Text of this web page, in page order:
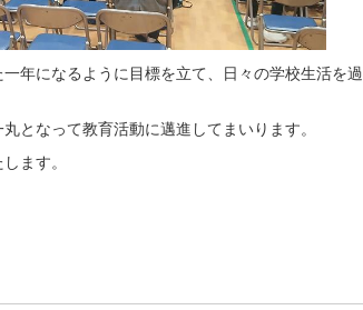
年になるように目標を立て、日々の学校生活を過
となって教育活動に邁進してまいります。
ます。